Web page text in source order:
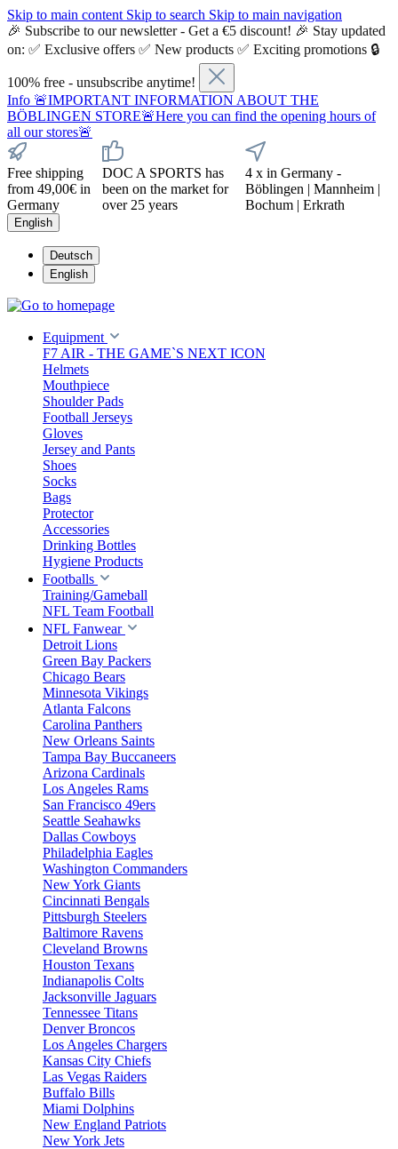
Skip to main content Skip to search Skip to main navigation
🎉 Subscribe to our newsletter - Get a €5 discount! 🎉 Stay updated
on: ✅ Exclusive offers ✅ New products ✅ Exciting promotions 🔒
100% free - unsubscribe anytime!
Info 🚨IMPORTANT INFORMATION ABOUT THE
BÖBLINGEN STORE🚨Here you can find the opening hours of
all our stores🚨
Free shipping
from 49,00€ in
Germany
DOC A SPORTS has
been on the market for
over 25 years
4 x in Germany -
Böblingen | Mannheim |
Bochum | Erkrath
English
Deutsch
English
Equipment
F7 AIR - THE GAME`S NEXT ICON
Helmets
Mouthpiece
Shoulder Pads
Football Jerseys
Gloves
Jersey and Pants
Shoes
Socks
Bags
Protector
Accessories
Drinking Bottles
Hygiene Products
Footballs
Training/Gameball
NFL Team Football
NFL Fanwear
Detroit Lions
Green Bay Packers
Chicago Bears
Minnesota Vikings
Atlanta Falcons
Carolina Panthers
New Orleans Saints
Tampa Bay Buccaneers
Arizona Cardinals
Los Angeles Rams
San Francisco 49ers
Seattle Seahawks
Dallas Cowboys
Philadelphia Eagles
Washington Commanders
New York Giants
Cincinnati Bengals
Pittsburgh Steelers
Baltimore Ravens
Cleveland Browns
Houston Texans
Indianapolis Colts
Jacksonville Jaguars
Tennessee Titans
Denver Broncos
Los Angeles Chargers
Kansas City Chiefs
Las Vegas Raiders
Buffalo Bills
Miami Dolphins
New England Patriots
New York Jets